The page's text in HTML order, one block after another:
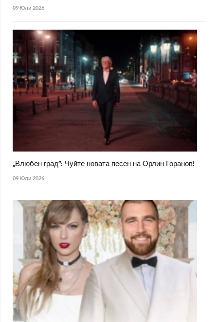
09 Юли 2026
„Влюбен град“: Чуйте новата песен на Орлин Горанов!
09 Юли 2026